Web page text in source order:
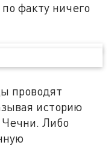
факту ничего
проводят
историю
Либо